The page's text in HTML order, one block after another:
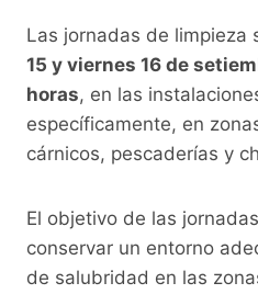
Las jornadas de limpieza
15 y viernes 16 de
horas, en las
específicamente, en
cárnicos, pescaderías y
El objetivo de las
conservar un entorno
de salubridad en las